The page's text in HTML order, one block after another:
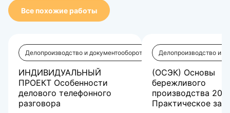
Все похожие работы
Делопроизводство и документооборот
ИНДИВИДУАЛЬНЫЙ
ПРОЕКТ Особенности
делового телефонного
разговора
Делопроизводство и
(ОСЭК) Основы
бережливого
производства
Практическое